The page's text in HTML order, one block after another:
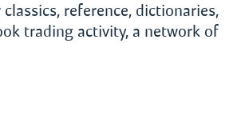
reference, dictionaries,
trading activity, a network of